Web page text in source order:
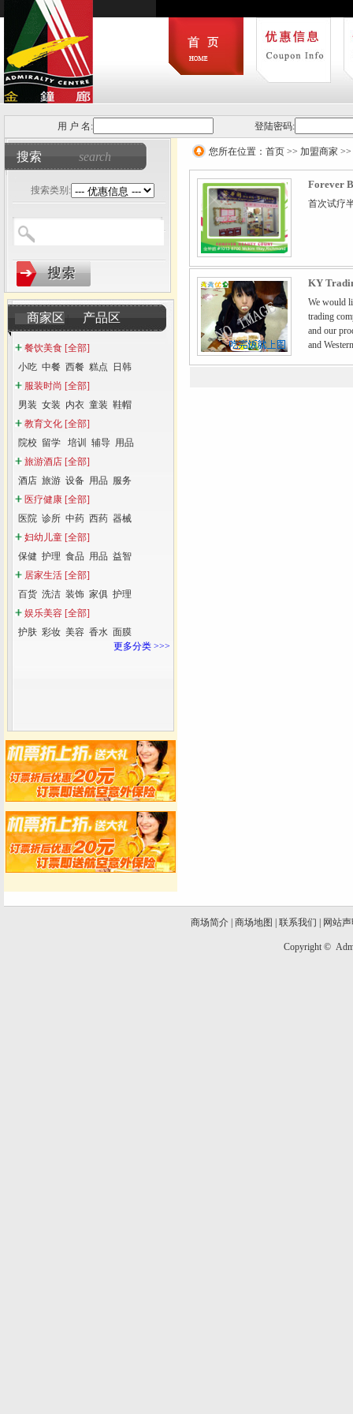
用 户 名: 登陆密码:
搜索 search
搜索类别:
商家区 产品区
餐饮美食 [全部]
小吃 中餐 西餐 糕点
日韩
服装时尚 [全部]
男装 女装 内衣 童装 鞋帽
教育文化 [全部]
院校 留学 培训 辅导 用品
旅游酒店 [全部]
酒店 旅游 设备 用品 服务
医疗健康 [全部]
医院 诊所 中药 西药 器械
妇幼儿童 [全部]
保健 护理 食品 用品 益智
居家生活 [全部]
百货 洗洁 装饰 家俱 护理
娱乐美容 [全部]
护肤 彩妆 美容 香水 面膜
更多分类 >>>
您所在位置： 首页 >> 加盟商家 >>
Forever
首次试疗
KY
We would
trading
and our
and
商场简介 商场地图 联系我们 网站
Copyright ©